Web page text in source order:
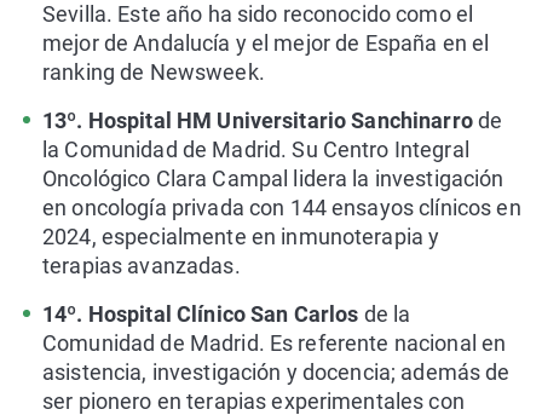
Sevilla. Este año ha sido reconocido como el
mejor de Andalucía y el mejor de España en el
ranking de Newsweek.
13º. Hospital HM Universitario Sanchinarrode
la Comunidad de Madrid. Su Centro Integral
Oncológico Clara Campal lidera la investigación
en oncología privada con 144 ensayos clínicos en
2024, especialmente en inmunoterapia y
terapias avanzadas.
14º. Hospital Clínico San Carlos de la
Comunidad de Madrid. Es referente nacional en
asistencia, investigación y docencia; además de
ser pionero en terapias experimentales con